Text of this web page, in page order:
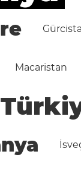
Macaristan